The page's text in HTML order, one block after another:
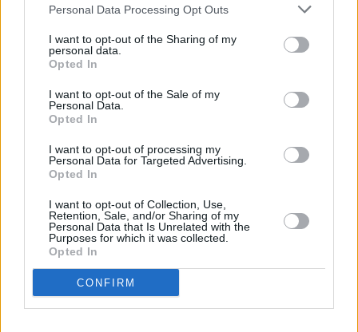
Personal Data Processing Opt Outs
I want to opt-out of the Sharing of my
personal data.
Opted In
I want to opt-out of the Sale of my
Personal Data.
Opted In
I want to opt-out of processing my
Personal Data for Targeted Advertising.
Opted In
I want to opt-out of Collection, Use,
Retention, Sale, and/or Sharing of my
Personal Data that Is Unrelated with the
Purposes for which it was collected.
Opted In
CONFIRM
08 stycznia 2026, 22:40
Czy opłaca się kupić mieszkanie w
2026 r.? Nowe ceny za metr ułatwią
decyzję